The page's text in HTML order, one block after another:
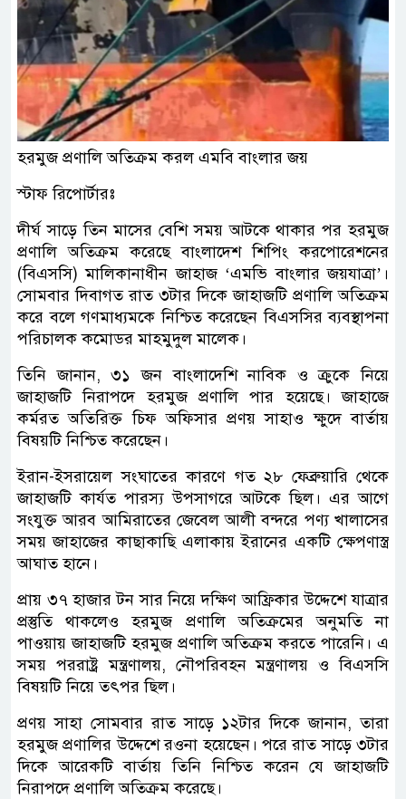
হরমুজ প্রণালি অতিক্রম করল এমবি বাংলার জয়
স্টাফ রিপোর্টারঃ
দীর্ঘ সাড়ে তিন মাসের বেশি সময় আটকে থাকার পর হরমুজ
প্রণালি অতিক্রম করেছে বাংলাদেশ শিপিং করপোরেশনের
(বিএসসি) মালিকানাধীন জাহাজ ‘এমভি বাংলার জয়যাত্রা’।
সোমবার দিবাগত রাত ৩টার দিকে জাহাজটি প্রণালি অতিক্রম
করে বলে গণমাধ্যমকে নিশ্চিত করেছেন বিএসসির ব্যবস্থাপনা
পরিচালক কমোডর মাহমুদুল মালেক।
তিনি জানান, ৩১ জন বাংলাদেশি নাবিক ও ক্রুকে নিয়ে
জাহাজটি নিরাপদে হরমুজ প্রণালি পার হয়েছে। জাহাজে
কর্মরত অতিরিক্ত চিফ অফিসার প্রণয় সাহাও ক্ষুদে বার্তায়
বিষয়টি নিশ্চিত করেছেন।
ইরান-ইসরায়েল সংঘাতের কারণে গত ২৮ ফেব্রুয়ারি থেকে
জাহাজটি কার্যত পারস্য উপসাগরে আটকে ছিল। এর আগে
সংযুক্ত আরব আমিরাতের জেবেল আলী বন্দরে পণ্য খালাসের
সময় জাহাজের কাছাকাছি এলাকায় ইরানের একটি ক্ষেপণাস্ত্র
আঘাত হানে।
প্রায় ৩৭ হাজার টন সার নিয়ে দক্ষিণ আফ্রিকার উদ্দেশে যাত্রার
প্রস্তুতি থাকলেও হরমুজ প্রণালি অতিক্রমের অনুমতি না
পাওয়ায় জাহাজটি হরমুজ প্রণালি অতিক্রম করতে পারেনি। এ
সময় পররাষ্ট্র মন্ত্রণালয়, নৌপরিবহন মন্ত্রণালয় ও বিএসসি
বিষয়টি নিয়ে তৎপর ছিল।
প্রণয় সাহা সোমবার রাত সাড়ে ১২টার দিকে জানান, তারা
হরমুজ প্রণালির উদ্দেশে রওনা হয়েছেন। পরে রাত সাড়ে ৩টার
দিকে আরেকটি বার্তায় তিনি নিশ্চিত করেন যে জাহাজটি
নিরাপদে প্রণালি অতিক্রম করেছে।